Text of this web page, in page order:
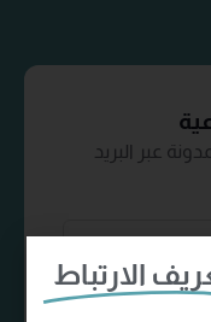
عبر البريد
الارتباط